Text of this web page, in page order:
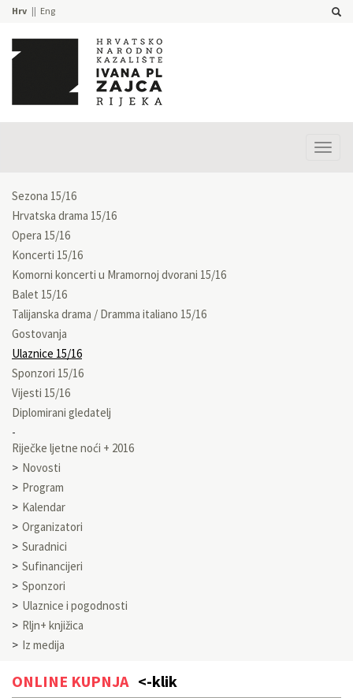
Hrv Eng
Sezona 15/16
Hrvatska drama 15/16
Opera 15/16
Koncerti 15/16
Komorni koncerti u Mramornoj dvorani 15/16
Balet 15/16
Talijanska drama / Dramma italiano 15/16
Gostovanja
Ulaznice 15/16
Sponzori 15/16
Vijesti 15/16
Diplomirani gledatelj
Riječke ljetne noći + 2016
Novosti
Program
Kalendar
Organizatori
Suradnici
Sufinancijeri
Sponzori
Ulaznice i pogodnosti
Rljn+ knjižica
Iz medija
ONLINE KUPNJA <-klik